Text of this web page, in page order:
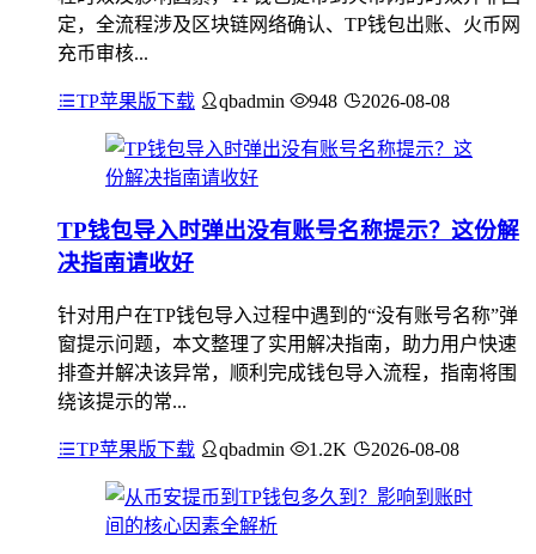
定，全流程涉及区块链网络确认、TP钱包出账、火币网
充币审核...
TP苹果版下载 qbadmin 948 2026-08-08
TP钱包导入时弹出没有账号名称提示？这份解
决指南请收好
针对用户在TP钱包导入过程中遇到的“没有账号名称”弹
窗提示问题，本文整理了实用解决指南，助力用户快速
排查并解决该异常，顺利完成钱包导入流程，指南将围
绕该提示的常...
TP苹果版下载 qbadmin 1.2K 2026-08-08